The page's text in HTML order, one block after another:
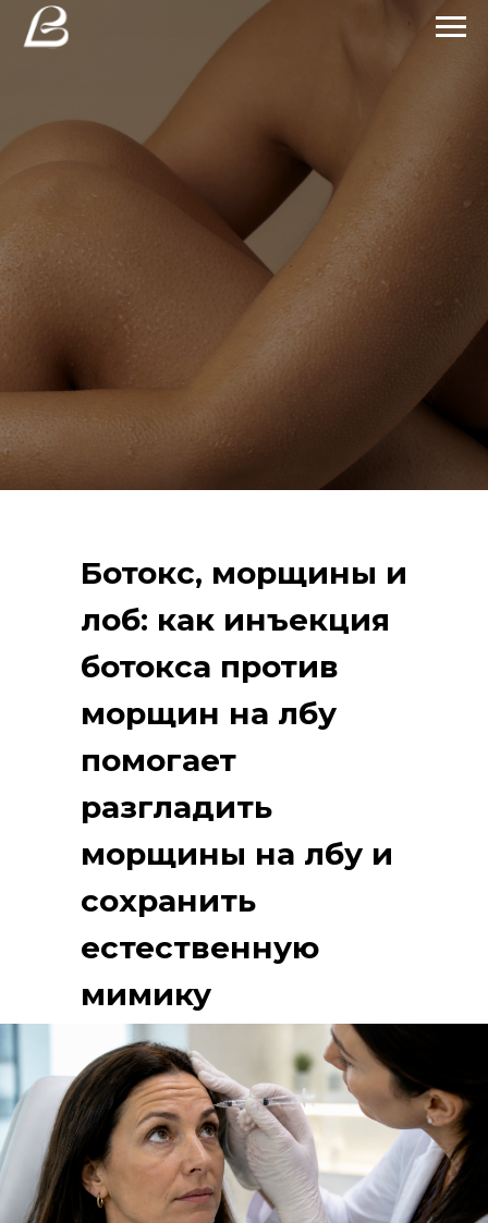
Ботокс, морщины и
лоб: как инъекция
ботокса против
морщин на лбу
помогает
разгладить
морщины на лбу и
сохранить
естественную
мимику